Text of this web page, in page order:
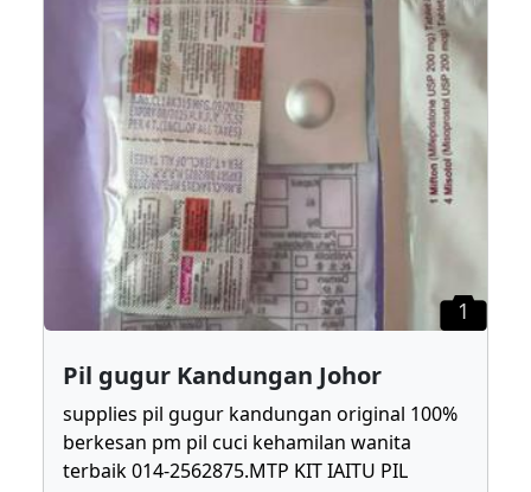
1
Pil gugur Kandungan Johor
supplies pil gugur kandungan original 100%
berkesan pm pil cuci kehamilan wanita
terbaik 014-2562875.MTP KIT IAITU PIL